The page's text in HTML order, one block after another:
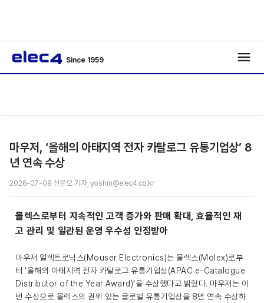
Since 1959
마우저, ‘올해의 아태지역 전자 카탈로그 유통기업상’ 8
년 연속 수상
2026-07-09 신윤오 기자, yoshin@elec4.co.kr
몰렉스로부터 지속적인 고객 증가와 판매 확대, 효율적인 재
고 관리 및 일관된 운영 우수성 인정받아
마우저 일렉트로닉스(Mouser Electronics)는 몰렉스(Molex)로부
터 ‘올해의 아태지역 전자 카탈로그 유통기업상(APAC e-Catalogue
Distributor of the Year Award)’을 수상했다고 밝혔다. 마우저는 이
번 수상으로 몰렉스의 권위 있는 글로벌 유통기업상을 8년 연속 수상하